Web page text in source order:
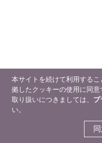
本サイトを続けて利用するこ
拠したクッキーの使用に同
取り扱いにつきましては、 プ
い。